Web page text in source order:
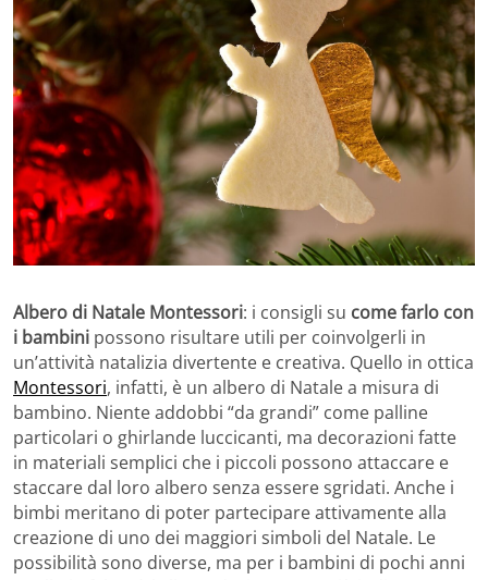
Albero di Natale Montessori: i consigli su come farlo con
i bambini possono risultare utili per coinvolgerli in
un’attività natalizia divertente e creativa. Quello in ottica
Montessori, infatti, è un albero di Natale a misura di
bambino. Niente addobbi “da grandi” come palline
particolari o ghirlande luccicanti, ma decorazioni fatte
in materiali semplici che i piccoli possono attaccare e
staccare dal loro albero senza essere sgridati. Anche i
bimbi meritano di poter partecipare attivamente alla
creazione di uno dei maggiori simboli del Natale. Le
possibilità sono diverse, ma per i bambini di pochi anni